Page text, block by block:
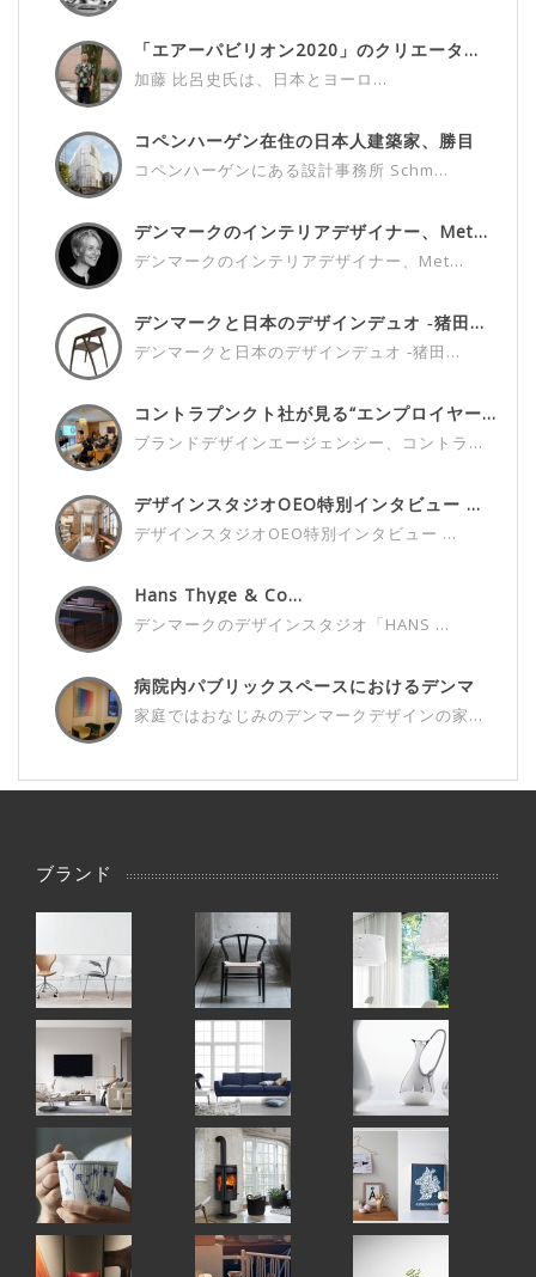
「エアーパビリオン2020」のクリエータ...
加藤 比呂史氏は、日本とヨーロ...
コペンハーゲン在住の日本人建築家、勝目
コペンハーゲンにある設計事務所 Schm...
デンマークのインテリアデザイナー、Met...
デンマークのインテリアデザイナー、Met...
デンマークと日本のデザインデュオ ‐猪田...
デンマークと日本のデザインデュオ ‐猪田...
コントラプンクト社が見る“エンプロイヤー...
ブランドデザインエージェンシー、コントラ...
デザインスタジオOEO特別インタビュー ...
デザインスタジオOEO特別インタビュー ...
Hans Thyge & Co...
デンマークのデザインスタジオ「HANS ...
病院内パブリックスペースにおけるデンマ
ー...
家庭ではおなじみのデンマークデザインの家...
ブランド